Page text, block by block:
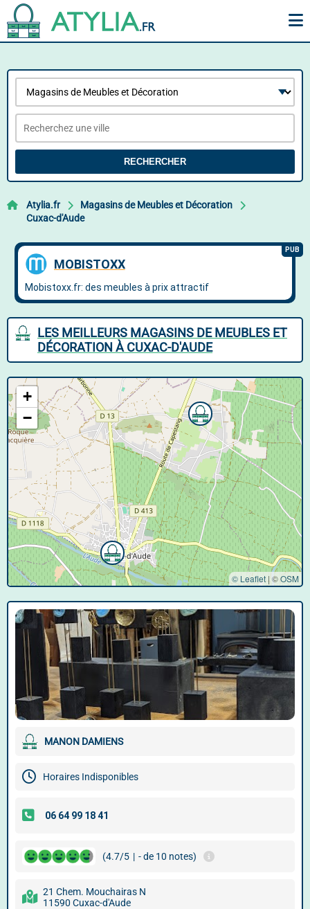
RECHERCHER
Atylia.fr
Magasins de Meubles et Décoration
Cuxac-d'Aude
LES MEILLEURS MAGASINS DE MEUBLES ET
DÉCORATION À CUXAC-D'AUDE
+
−
© Leaflet | ©OSM
MANON DAMIENS
Horaires Indisponibles
(4.7/5 | - de 10 notes)
21 Chem. Mouchairas N
11590 Cuxac-d'Aude